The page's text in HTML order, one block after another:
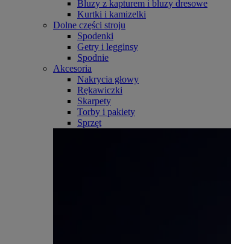
Bluzy z kapturem i bluzy dresowe
Kurtki i kamizelki
Dolne części stroju
Spodenki
Getry i legginsy
Spodnie
Akcesoria
Nakrycia głowy
Rękawiczki
Skarpety
Torby i pakiety
Sprzęt